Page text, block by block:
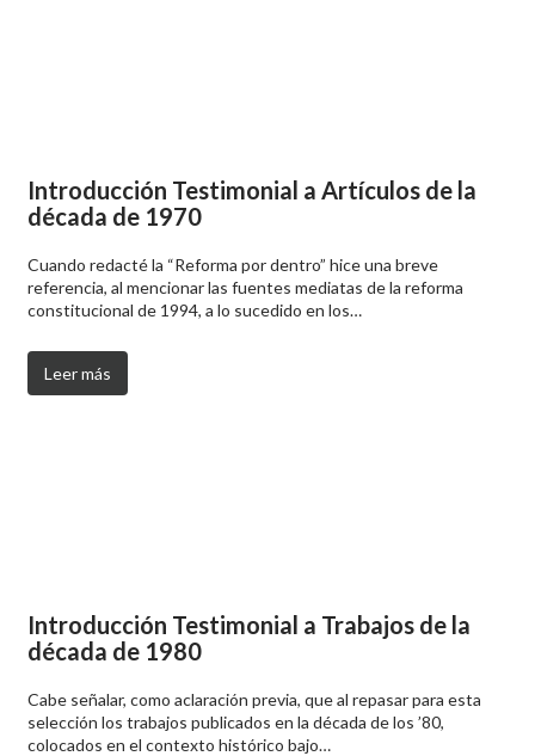
Introducción Testimonial a Artículos de la
década de 1970
Cuando redacté la “Reforma por dentro” hice una breve
referencia, al mencionar las fuentes mediatas de la reforma
constitucional de 1994, a lo sucedido en los…
Leer más
Introducción Testimonial a Trabajos de la
década de 1980
Cabe señalar, como aclaración previa, que al repasar para esta
selección los trabajos publicados en la década de los ’80,
colocados en el contexto histórico bajo…